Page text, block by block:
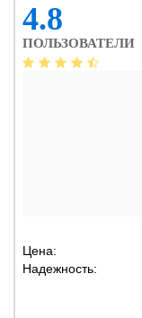
4.8
ПОЛЬЗОВАТЕЛИ
Цена:
Надежность: